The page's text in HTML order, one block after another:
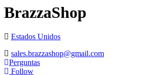
BrazzaShop
Estados Unidos
sales.brazzashop@gmail.com
Perguntas
Follow